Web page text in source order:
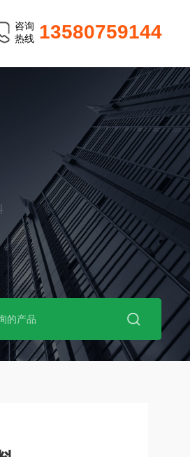
咨询
热线 13580759144